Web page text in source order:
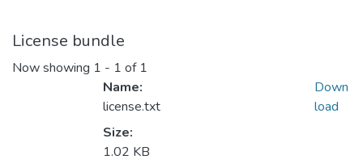
License bundle
Now showing 1 - 1 of 1
Name:
license.txt
Size:
1.02 KB
Down
load